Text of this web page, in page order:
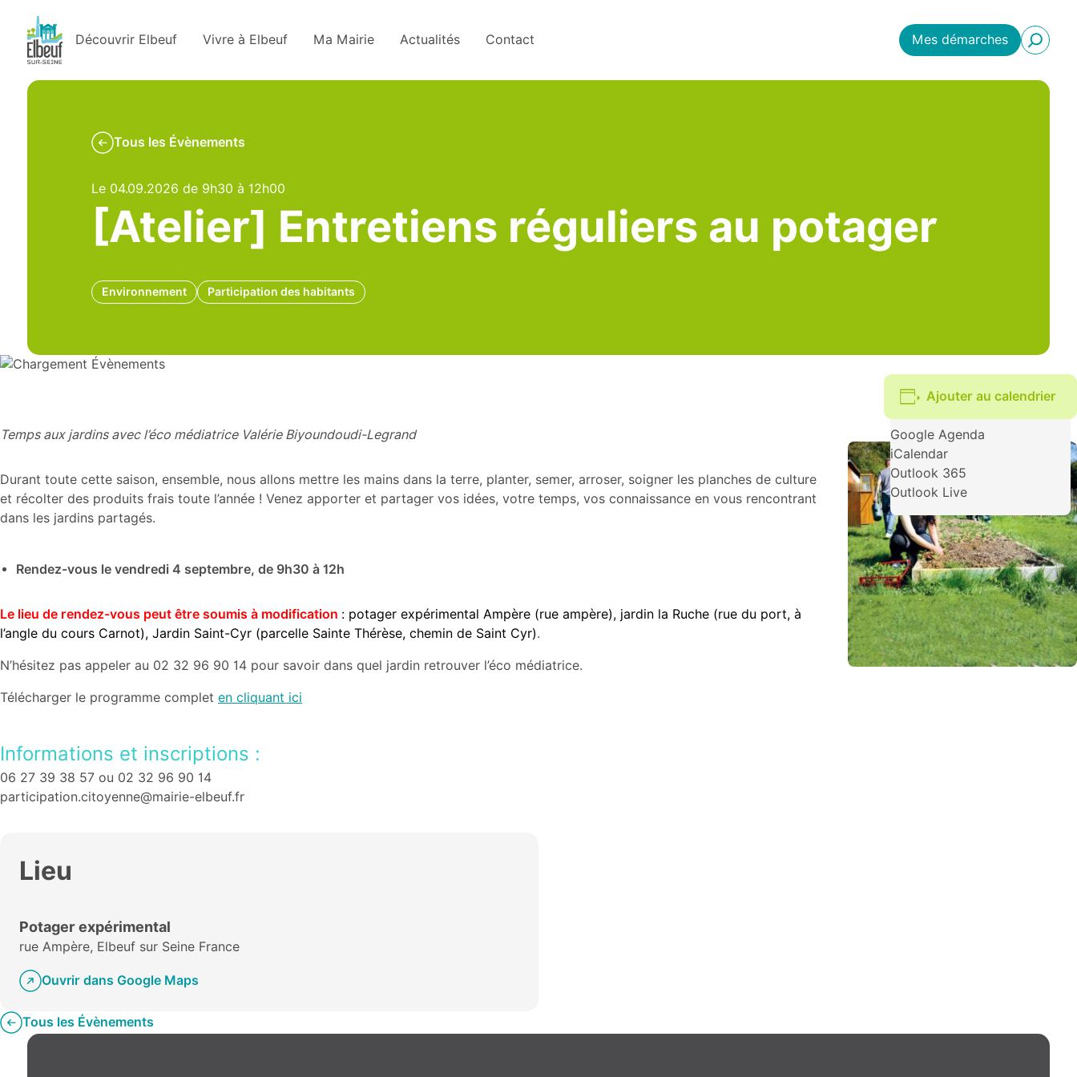
Découvrir Elbeuf Vivre à Elbeuf Ma Mairie Actualités Contact Mes démarches
Tous les Évènements
Le 04.09.2026 de 9h30 à 12h00
[Atelier] Entretiens réguliers au potager
Environnement Participation des habitants
Ajouter au calendrier
Google Agenda
iCalendar
Outlook 365
Outlook Live
Temps aux jardins avec l’éco médiatrice Valérie Biyoundoudi-Legrand
Durant toute cette saison, ensemble, nous allons mettre les mains dans la terre, planter, semer, arroser, soigner les planches de culture
et récolter des produits frais toute l’année ! Venez apporter et partager vos idées, votre temps, vos connaissance en vous rencontrant
dans les jardins partagés.
Rendez-vous le vendredi 4 septembre, de 9h30 à 12h
Le lieu de rendez-vous peut être soumis à modification : potager expérimental Ampère (rue ampère), jardin la Ruche (rue du port, à
l’angle du cours Carnot), Jardin Saint-Cyr (parcelle Sainte Thérèse, chemin de Saint Cyr).
N’hésitez pas appeler au 02 32 96 90 14 pour savoir dans quel jardin retrouver l’éco médiatrice.
Télécharger le programme complet en cliquant ici
Informations et inscriptions :
06 27 39 38 57 ou 02 32 96 90 14
participation.citoyenne@mairie-elbeuf.fr
Lieu
Potager expérimental
rue Ampère, Elbeuf sur Seine France
Ouvrir dans Google Maps
Tous les Évènements